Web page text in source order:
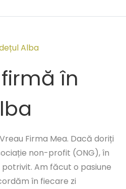
Alba
în
Firma Mea. Dacă doriți
non-profit (ONG), în
potrivit. Am făcut o pasiune
în fiecare zi